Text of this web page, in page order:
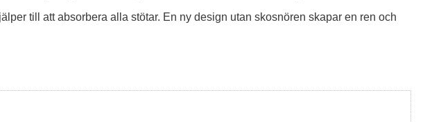
till att absorbera alla stötar. En ny design utan skosnören skapar en ren och